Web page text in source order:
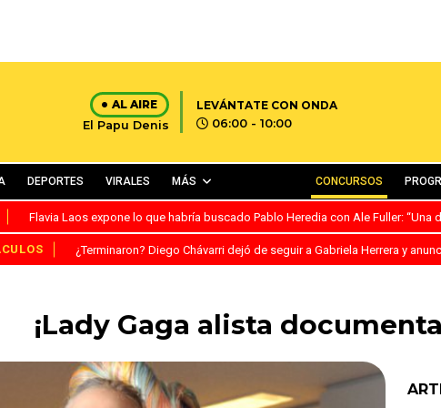
AL AIRE
El Papu Denis
LEVÁNTATE CON ONDA
06:00 - 10:00
DEPORTES VIRALES MÁS CONCURSOS
Flavia Laos expone lo que habría buscado Pablo Heredia con Ale Fuller: “Una
¿Terminaron? Diego Chávarri dejó de seguir a Gabriela Herrera y
¡Lady Gaga alista